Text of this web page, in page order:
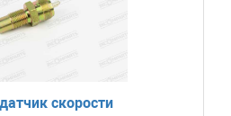
скорости